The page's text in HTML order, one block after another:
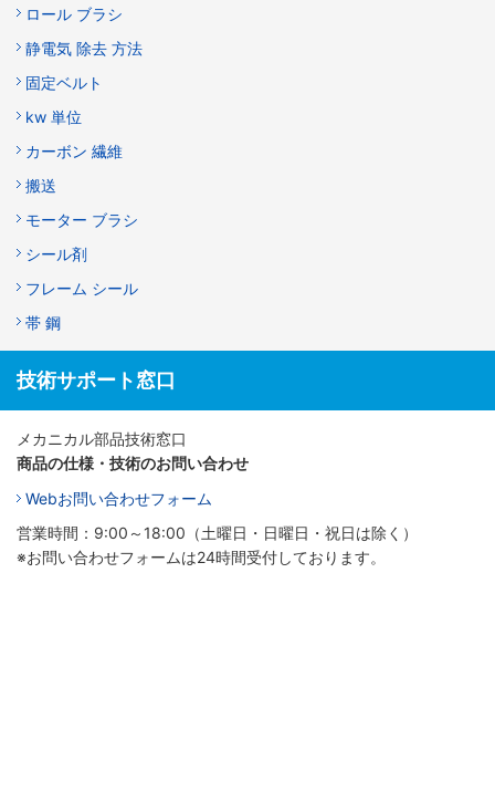
ロール ブラシ
静電気 除去 方法
固定ベルト
kw 単位
カーボン 繊維
搬送
モーター ブラシ
シール剤
フレーム シール
帯 鋼
技術サポート窓口
メカニカル部品技術窓口
商品の仕様・技術のお問い合わせ
Webお問い合わせフォーム
営業時間：9:00～18:00（土曜日・日曜日・祝日は除く）
※お問い合わせフォームは24時間受付しております。